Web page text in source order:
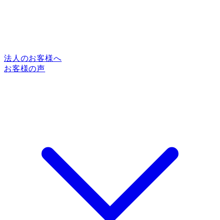
法人のお客様へ
お客様の声